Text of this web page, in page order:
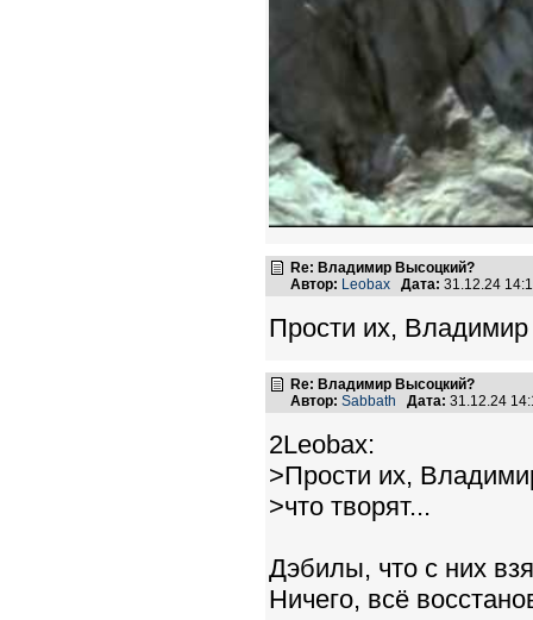
Re: Владимир Высоцкий?
Автор: Leobax Дата: 31.12.24
Прости их,
Re: Владимир Высоцкий?
Автор: Sabbath Дата: 31.12.24
2Leobax:
>Прости их,
>что творят...
Дэбилы, что с них
Ничего, всё